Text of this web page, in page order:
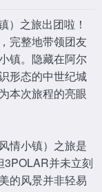
）之旅出团啦！
完整地带领团友
镇。隐藏在阿尔
形态的中世纪城
本次旅程的亮眼
情小镇）之旅是
3POLAR并未立刻
的风景并非轻易